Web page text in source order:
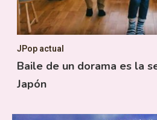
JPop actual
Baile de un dorama es la
Japón